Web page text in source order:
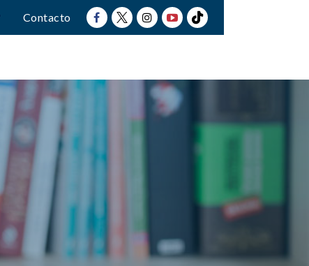
Contacto